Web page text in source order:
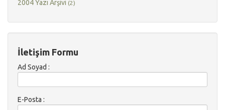
2004 Yazı Arşivi (2)
İletişim Formu
Ad Soyad :
E-Posta :